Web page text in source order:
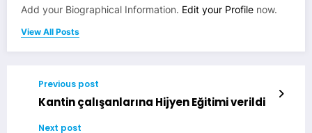
Add your Biographical Information. Edit your Profile now.
View All Posts
Previous post
Kantin çalışanlarına Hijyen Eğitimi verildi
Next post